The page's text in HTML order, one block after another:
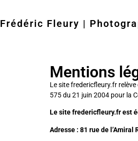
Frédéric Fleury |
Mentions
Le site fredericfleury.fr
575 du 21 juin 2004 pour la
Le site fredericfleury.fr est
Adresse : 81 rue de l’Amiral